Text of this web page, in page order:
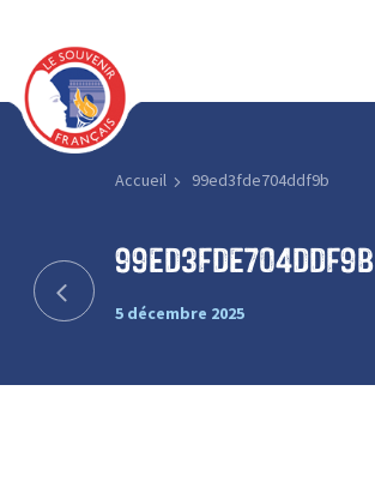
Accueil 99ed3fde704ddf9b
99ed3fde704ddf9b
5 décembre 2025